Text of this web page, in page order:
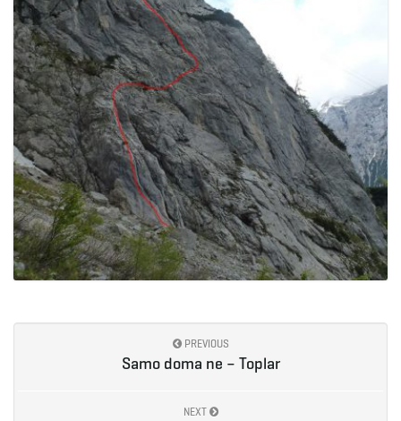
PREVIOUS
Samo doma ne – Toplar
NEXT